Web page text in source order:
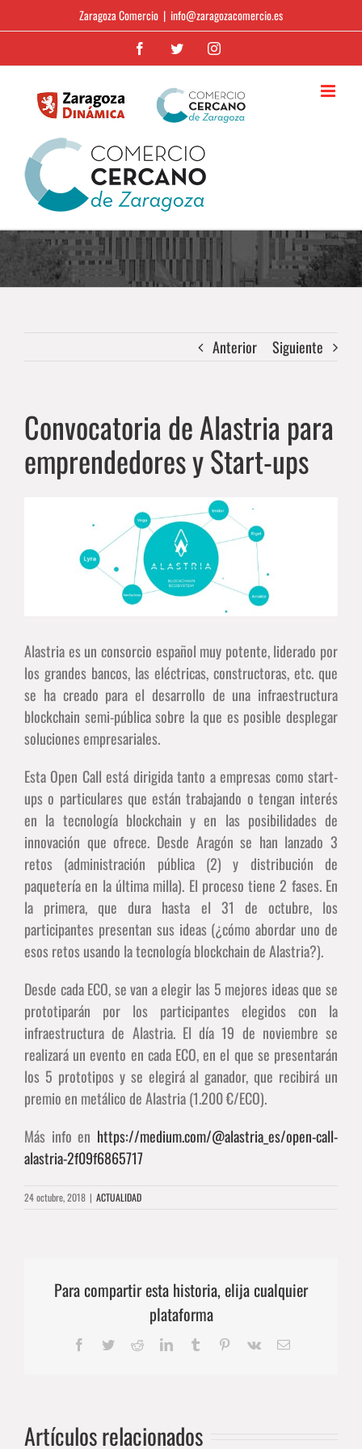
al
Zaragoza Comercio | info@zaragozacomercio.es
FacebookTwitterInstagram
Anterior Siguiente
Convocatoria de Alastria para
emprendedores y Start-ups
Alastria es un consorcio español muy potente, liderado por
los grandes bancos, las eléctricas, constructoras, etc. que
se ha creado para el desarrollo de una infraestructura
blockchain semi-pública sobre la que es posible desplegar
soluciones empresariales.
Esta Open Call está dirigida tanto a empresas como start-
ups o particulares que están trabajando o tengan interés
en la tecnología blockchain y en las posibilidades de
innovación que ofrece. Desde Aragón se han lanzado 3
retos (administración pública (2) y distribución de
paquetería en la última milla). El proceso tiene 2 fases. En
la primera, que dura hasta el 31 de octubre, los
participantes presentan sus ideas (¿cómo abordar uno de
esos retos usando la tecnología blockchain de Alastria?).
Desde cada ECO, se van a elegir las 5 mejores ideas que se
prototiparán por los participantes elegidos con la
infraestructura de Alastria. El día 19 de noviembre se
realizará un evento en cada ECO, en el que se presentarán
los 5 prototipos y se elegirá al ganador, que recibirá un
premio en metálico de Alastria (1.200 €/ECO).
Más info en https://medium.com/@alastria_es/open-call-
alastria-2f09f6865717
24 octubre, 2018 | ACTUALIDAD
Para compartir esta historia, elija cualquier
plataforma
Facebook
TwitterRedditLinkedInTumblr Pinterest
Vk
Correo
Artículos relacionados